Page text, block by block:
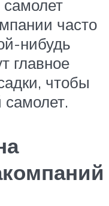
часто
нибудь
главное
чтобы